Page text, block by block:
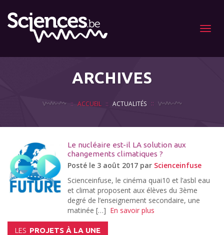
Menu
ARCHIVES
ACCUEIL ACTUALITÉS
Le nucléaire est-il LA solution aux
changements climatiques ?
Posté le 3 août 2017 par Scienceinfuse
Scienceinfuse, le cinéma quai10 et l’asbl eau
et climat proposent aux élèves du 3ème
degré de l’enseignement secondaire, une
matinée […] En savoir plus
LES PROJETS À LA UNE